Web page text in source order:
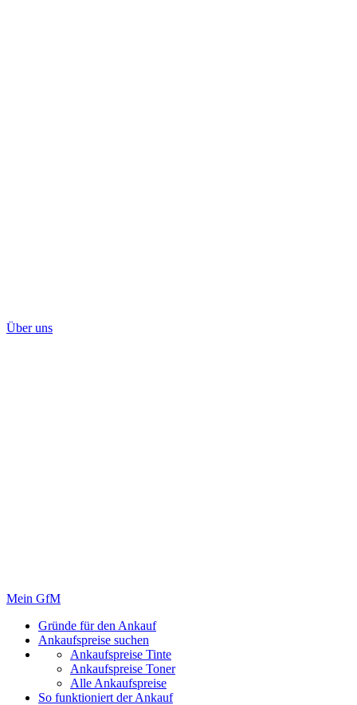
Über uns
Mein GfM
Gründe für den Ankauf
Ankaufspreise suchen
Ankaufspreise Tinte
Ankaufspreise Toner
Alle Ankaufspreise
So funktioniert der Ankauf